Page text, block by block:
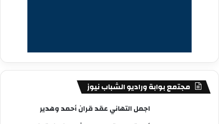
مجتمع بوابة وراديو الشباب نيوز
اجمل التهاني عقد قران أحمد وهدير